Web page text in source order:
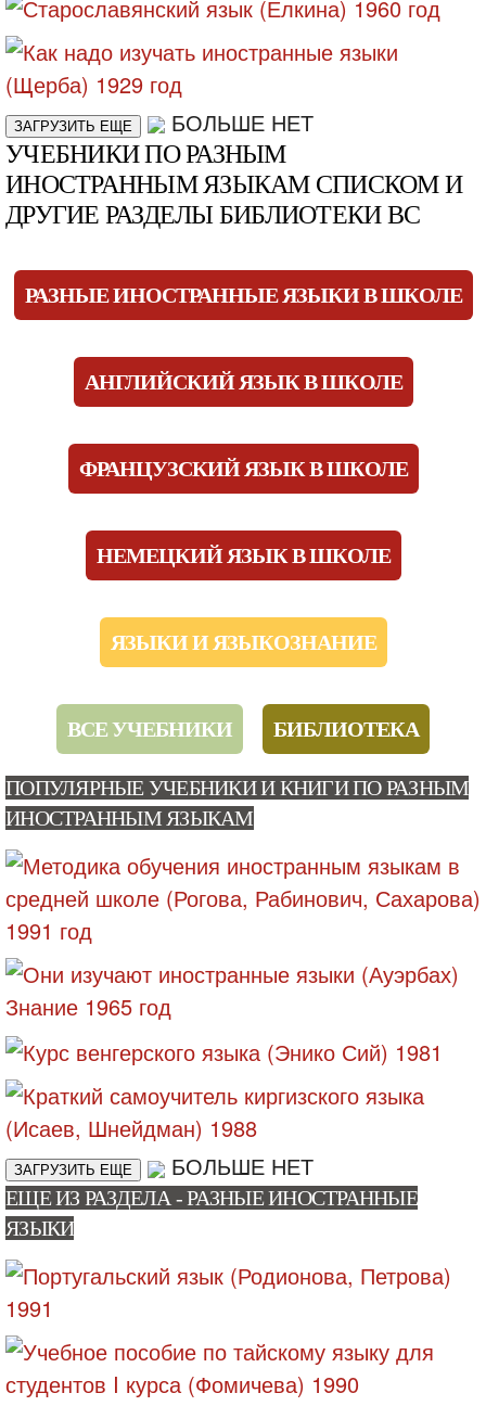
ЗАГРУЗИТЬ ЕЩЕ БОЛЬШЕ НЕТ
УЧЕБНИКИ ПО РАЗНЫМ
ИНОСТРАННЫМ ЯЗЫКАМ СПИСКОМ И
ДРУГИЕ РАЗДЕЛЫ БИБЛИОТЕКИ ВС
РАЗНЫЕ ИНОСТРАННЫЕ ЯЗЫКИ В ШКОЛЕ
АНГЛИЙСКИЙ ЯЗЫК В ШКОЛЕ
ФРАНЦУЗСКИЙ ЯЗЫК В ШКОЛЕ
НЕМЕЦКИЙ ЯЗЫК В ШКОЛЕ
ЯЗЫКИ И ЯЗЫКОЗНАНИЕ
ВСЕ УЧЕБНИКИ БИБЛИОТЕКА
ПОПУЛЯРНЫЕ УЧЕБНИКИ И КНИГИ ПО РАЗНЫМ
ИНОСТРАННЫМ ЯЗЫКАМ
ЗАГРУЗИТЬ ЕЩЕ БОЛЬШЕ НЕТ
ЕЩЕ ИЗ РАЗДЕЛА - РАЗНЫЕ ИНОСТРАННЫЕ
ЯЗЫКИ